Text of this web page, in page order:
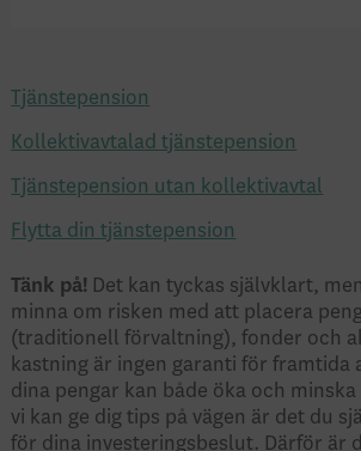
Tjänstepension
Kollektivavtalad tjänstepension
Tjänstepension utan kollektivavtal
Flytta din tjänstepension
Tänk på! Det kan tyckas självklart,
minna om risken med att placera
(traditionell förvaltning), fonder och
kastning är ingen garanti för framtida
dina pengar kan både öka och minska
vi kan ge dig tips på vägen är det du
för dina investerings­beslut. Därför är